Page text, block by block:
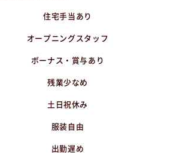
住宅手当あり
オープニングスタッフ
ボーナス・賞与あり
残業少なめ
土日祝休み
服装自由
出勤遅め